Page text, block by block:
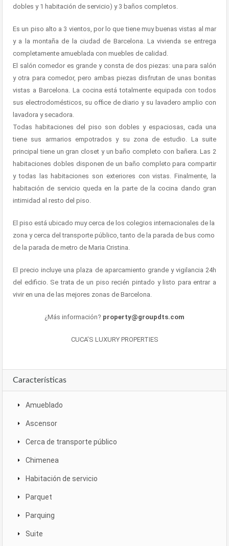
dobles y 1 habitación de servicio) y 3 baños completos.
Es un piso alto a 3 vientos, por lo que tiene muy buenas vistas al mar
y a la montaña de la ciudad de Barcelona. La vivienda se entrega
completamente amueblada con muebles de calidad.
El salón comedor es grande y consta de dos piezas: una para salón
y otra para comedor, pero ambas piezas disfrutan de unas bonitas
vistas a Barcelona. La cocina está totalmente equipada con todos
sus electrodomésticos, su office de diario y su lavadero amplio con
lavadora y secadora.
Todas habitaciones del piso son dobles y espaciosas, cada una
tiene sus armarios empotrados y su zona de estudio. La suite
principal tiene un gran closet y un baño completo con bañera. Las 2
habitaciones dobles disponen de un baño completo para compartir
y todas las habitaciones son exteriores con vistas. Finalmente, la
habitación de servicio queda en la parte de la cocina dando gran
intimidad al resto del piso.
El piso está ubicado muy cerca de los colegios internacionales de la
zona y cerca del transporte público, tanto de la parada de bus como
de la parada de metro de Maria Cristina.
El precio incluye una plaza de aparcamiento grande y vigilancia 24h
del edificio. Se trata de un piso recién pintado y listo para entrar a
vivir en una de las mejores zonas de Barcelona.
¿Más información? property@groupdts.com
CUCA’S LUXURY PROPERTIES
Características
Amueblado
Ascensor
Cerca de transporte público
Chimenea
Habitación de servicio
Parquet
Parquing
Suite